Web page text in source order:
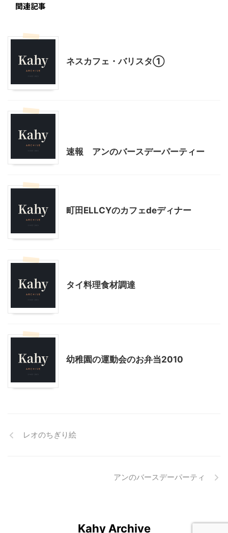
関連記事
ネスカフェ・バリスタ①
速報 アンのバースデーパーティー
町田ELLCYのカフェdeディナー
タイ料理食材調達
幼稚園の運動会のお弁当2010
レオのちぎり絵
アンのバースデーパーティ
Kahy Archive